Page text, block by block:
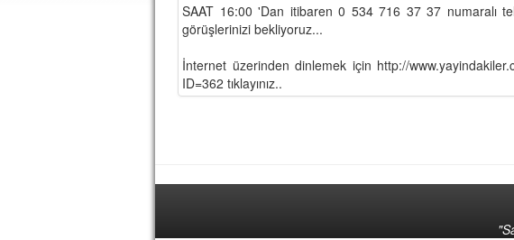
SAAT 16:00 'Dan itibaren 0 534 716 37 37 numaralı
görüşlerinizi bekliyoruz...
İnternet üzerinden dinlemek için http://
ID=362 tıklayınız..